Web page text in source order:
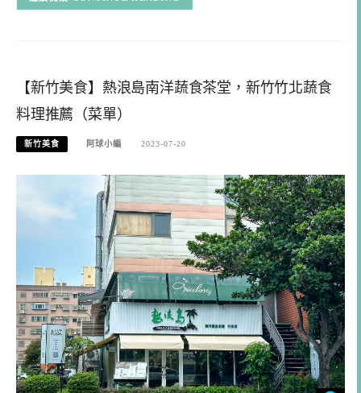
【新竹美食】熱浪島南洋蔬食茶堂，新竹竹北蔬食
料理推薦（菜單）
新竹美食 阿球小編 2023-07-20